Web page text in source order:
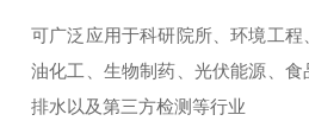
可广泛应用于科研院所、环境工
油化工、生物制药、光伏能源、
排水以及第三方检测等行业